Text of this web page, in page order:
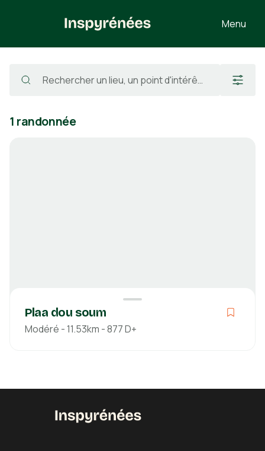
Menu
/ France / Pyrénées-Atlantiques Sarrance /
1 randonnée
Plaa dou soum
Modéré - 11.53km - 877 D+